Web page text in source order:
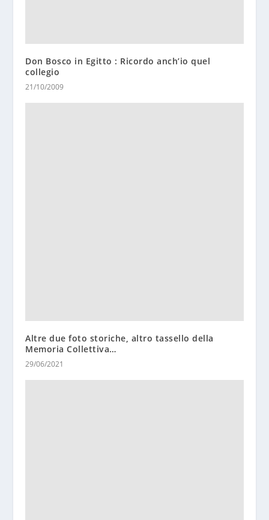
Don Bosco in Egitto : Ricordo anch’io quel
collegio
21/10/2009
Altre due foto storiche, altro tassello della
Memoria Collettiva…
29/06/2021